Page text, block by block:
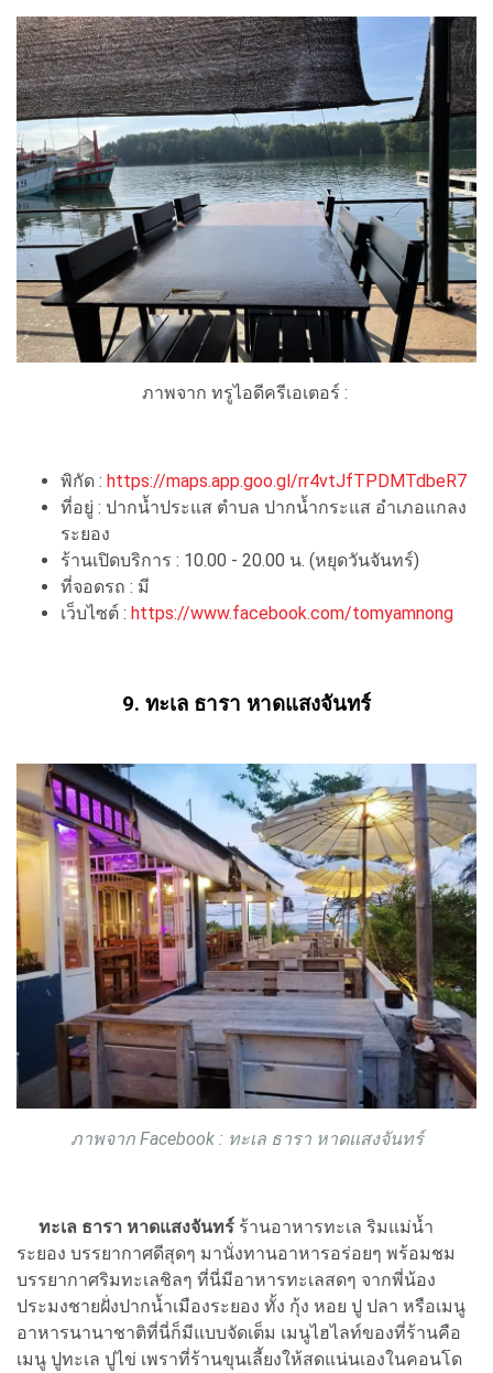
ภาพจาก ทรูไอดีครีเอเตอร์ :
พิกัด : https://maps.app.goo.gl/rr4vtJfTPDMTdbeR7
ที่อยู่ : ปากน้ำประแส ตำบล ปากน้ำกระแส อำเภอแกลง
ระยอง
ร้านเปิดบริการ : 10.00 - 20.00 น. (หยุดวันจันทร์)
ที่จอดรถ : มี
เว็บไซต์ : https://www.facebook.com/tomyamnong
9. ทะเล ธารา หาดแสงจันทร์
ภาพจาก Facebook : ทะเล ธารา หาดแสงจันทร์
ทะเล ธารา หาดแสงจันทร์ ร้านอาหารทะเล ริมแม่น้ำ
ระยอง บรรยากาศดีสุดๆ มานั่งทานอาหารอร่อยๆ พร้อมชม
บรรยากาศริมทะเลชิลๆ ที่นี่มีอาหารทะเลสดๆ จากพี่น้อง
ประมงชายฝั่งปากน้ำเมืองระยอง ทั้ง กุ้ง หอย ปู ปลา หรือเมนู
อาหารนานาชาติที่นี่ก็มีแบบจัดเต็ม เมนูไฮไลท์ของที่ร้านคือ
เมนู ปูทะเล ปูไข่ เพราที่ร้านขุนเลี้ยงให้สดแน่นเองในคอนโด